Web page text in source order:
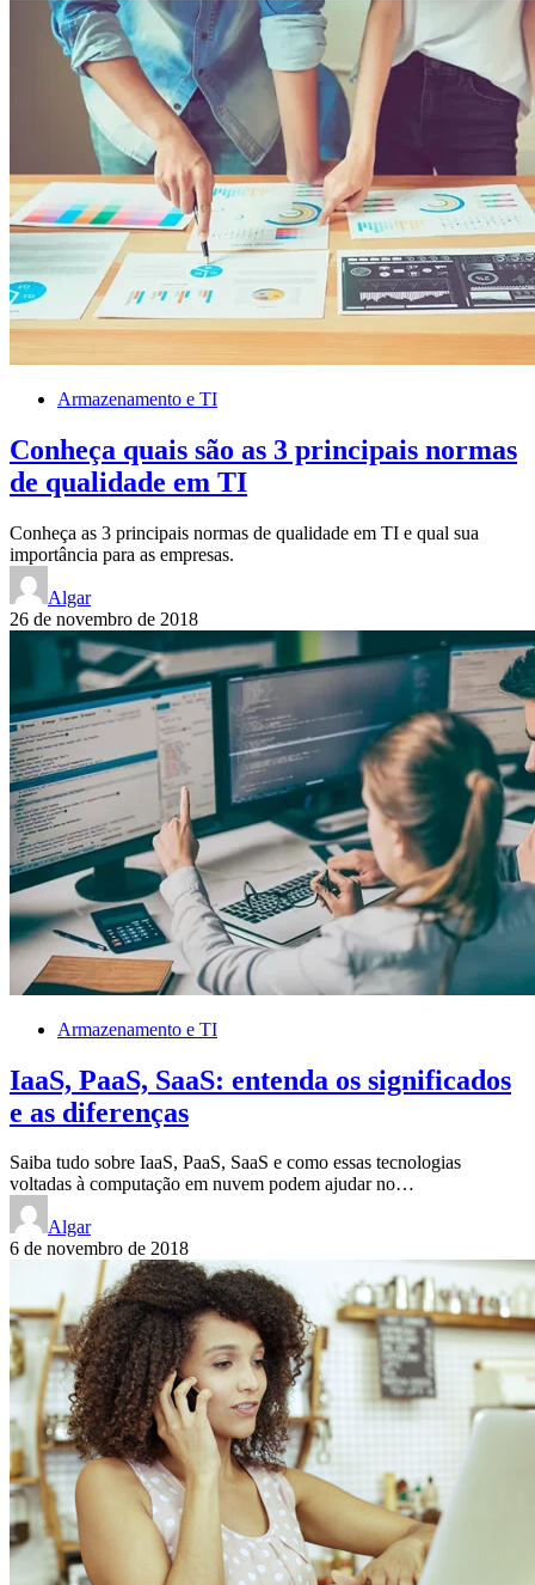
Armazenamento e TI
Conheça quais são as 3 principais normas
de qualidade em TI
Conheça as 3 principais normas de qualidade em TI e qual sua
importância para as empresas.
Algar
26 de novembro de 2018
Armazenamento e TI
IaaS, PaaS, SaaS: entenda os significados
e as diferenças
Saiba tudo sobre IaaS, PaaS, SaaS e como essas tecnologias
voltadas à computação em nuvem podem ajudar no…
Algar
6 de novembro de 2018